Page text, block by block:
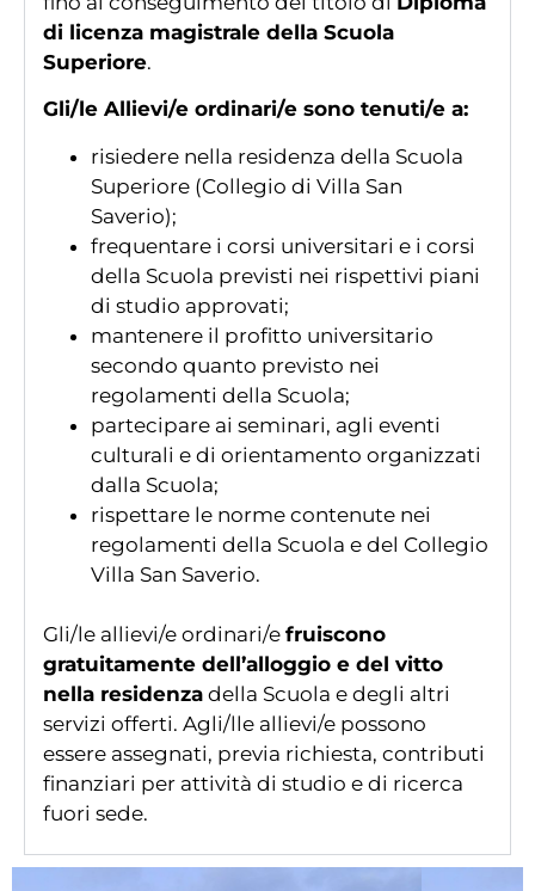
di licenza magistrale della Scuola
Superiore.
Gli/le Allievi/e ordinari/e sono tenuti/e a:
risiedere nella residenza della Scuola
Superiore (Collegio di Villa San
Saverio);
frequentare i corsi universitari e i corsi
della Scuola previsti nei rispettivi piani
di studio approvati;
mantenere il profitto universitario
secondo quanto previsto nei
regolamenti della Scuola;
partecipare ai seminari, agli eventi
culturali e di orientamento organizzati
dalla Scuola;
rispettare le norme contenute nei
regolamenti della Scuola e del Collegio
Villa San Saverio.
Gli/le allievi/e ordinari/e fruiscono
gratuitamente dell’alloggio e del vitto
nella residenza della Scuola e degli altri
servizi offerti. Agli/lle allievi/e possono
essere assegnati, previa richiesta, contributi
finanziari per attività di studio e di ricerca
fuori sede.